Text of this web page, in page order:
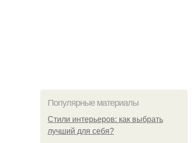
Популярные материалы
Стили интерьеров: как выбрать
лучший для себя?